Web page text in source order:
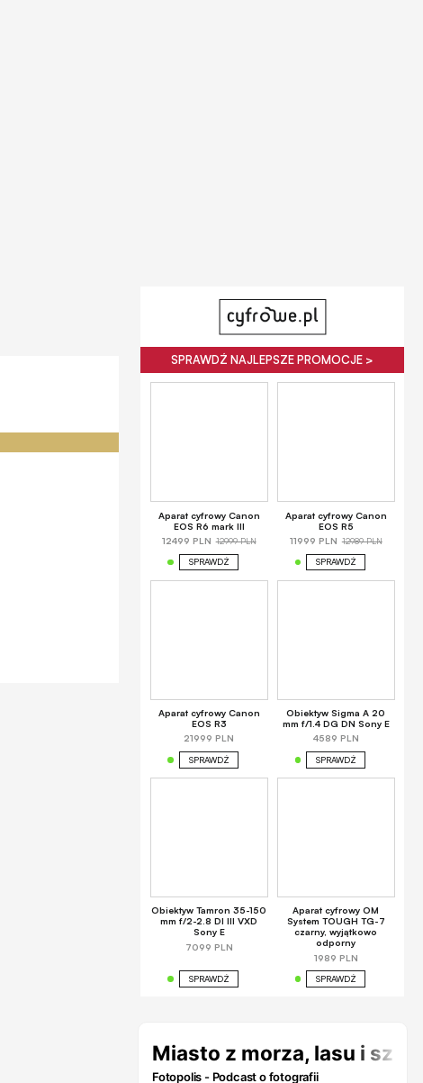
SPRAWDŹ NAJLEPSZE PROMOCJE >
Aparat cyfrowy Canon
EOS R6 mark III
12499 PLN 12999 PLN
SPRAWDŹ
Aparat cyfrowy Canon
EOS R5
11999 PLN 12989 PLN
SPRAWDŹ
Aparat cyfrowy Canon
EOS R3
21999 PLN
SPRAWDŹ
Obiektyw Sigma A 20
mm f/1.4 DG DN Sony E
4589 PLN
SPRAWDŹ
Obiektyw Tamron 35-150
mm f/2-2.8 DI III VXD
Sony E
7099 PLN
SPRAWDŹ
Aparat cyfrowy OM
System TOUGH TG-7
czarny, wyjątkowo
odporny
1989 PLN
SPRAWDŹ